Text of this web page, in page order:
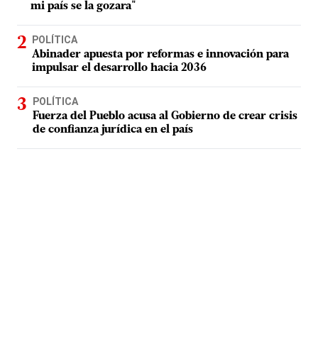
mi país se la gozara"
POLÍTICA
Abinader apuesta por reformas e innovación para
impulsar el desarrollo hacia 2036
POLÍTICA
Fuerza del Pueblo acusa al Gobierno de crear crisis
de confianza jurídica en el país